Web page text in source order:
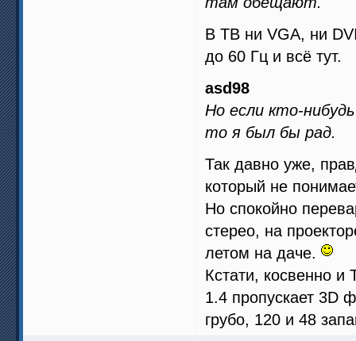
В ТВ ни VGA, ни
до 60 Гц и всё тут.
asd98
Но если кто-
то я был бы рад.
Так давно уже,
который не
Но спокойно
стерео, на
летом на даче.
Кстати, косвенно и
1.4 пропускает 3D
грубо, 120 и 48